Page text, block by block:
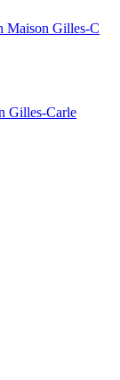
Maison Gilles-C
Gilles-Carle